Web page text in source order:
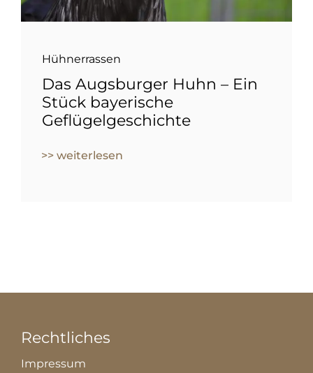
Hühnerrassen
Das Augsburger Huhn – Ein
Stück bayerische
Geflügelgeschichte
>> weiterlesen
Rechtliches
Impressum